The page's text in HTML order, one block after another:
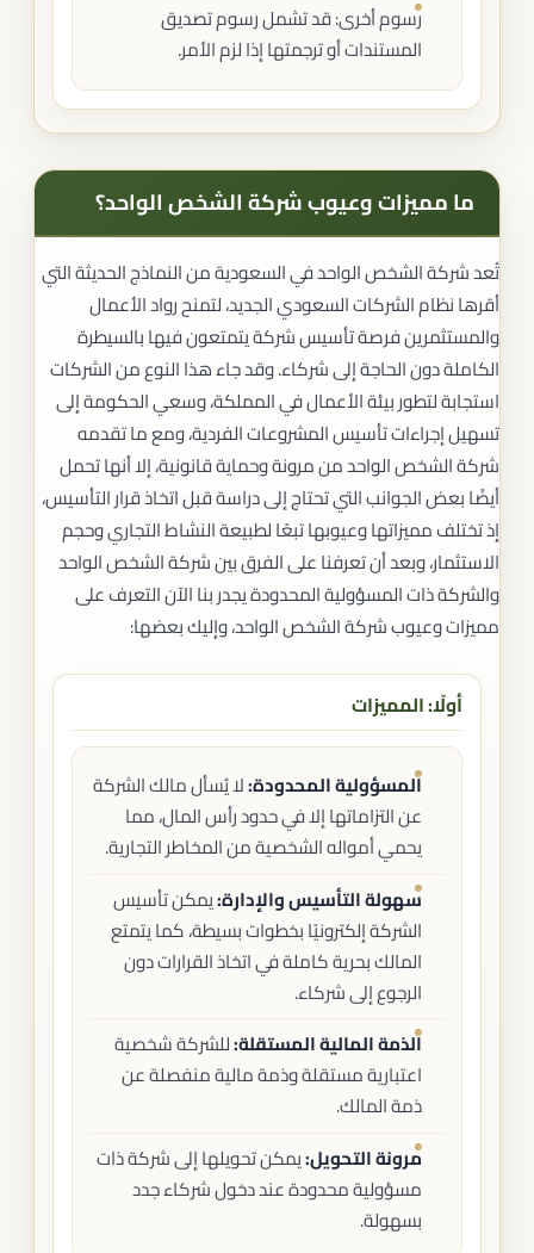
رسوم أخرى: قد تشمل رسوم تصديق
المستندات أو ترجمتها إذا لزم الأمر.
ما مميزات وعيوب شركة الشخص الواحد؟
تُعد شركة الشخص الواحد في السعودية من النماذج الحديثة التي
أقرها نظام الشركات السعودي الجديد، لتمنح رواد الأعمال
والمستثمرين فرصة تأسيس شركة يتمتعون فيها بالسيطرة
الكاملة دون الحاجة إلى شركاء. وقد جاء هذا النوع من الشركات
استجابة لتطور بيئة الأعمال في المملكة، وسعي الحكومة إلى
تسهيل إجراءات تأسيس المشروعات الفردية، ومع ما تقدمه
شركة الشخص الواحد من مرونة وحماية قانونية، إلا أنها تحمل
أيضًا بعض الجوانب التي تحتاج إلى دراسة قبل اتخاذ قرار التأسيس،
إذ تختلف مميزاتها وعيوبها تبعًا لطبيعة النشاط التجاري وحجم
الاستثمار، وبعد أن تعرفنا على الفرق بين شركة الشخص الواحد
والشركة ذات المسؤولية المحدودة يجدر بنا الآن التعرف على
مميزات وعيوب شركة الشخص الواحد، وإليك بعضها:
أولًا: المميزات
المسؤولية المحدودة:لا يُسأل مالك الشركة
عن التزاماتها إلا في حدود رأس المال، مما
يحمي أمواله الشخصية من المخاطر التجارية.
سهولة التأسيس والإدارة:يمكن تأسيس
الشركة إلكترونيًا بخطوات بسيطة، كما يتمتع
المالك بحرية كاملة في اتخاذ القرارات دون
الرجوع إلى شركاء.
الذمة المالية المستقلة:للشركة شخصية
اعتبارية مستقلة وذمة مالية منفصلة عن
ذمة المالك.
مرونة التحويل:يمكن تحويلها إلى شركة ذات
مسؤولية محدودة عند دخول شركاء جدد
بسهولة.